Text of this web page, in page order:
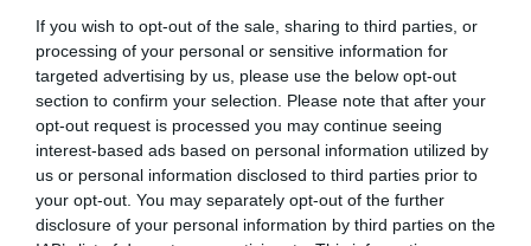
If you wish to opt-out of the sale, sharing to third parties, or
processing of your personal or sensitive information for
targeted advertising by us, please use the below opt-out
section to confirm your selection. Please note that after your
opt-out request is processed you may continue seeing
interest-based ads based on personal information utilized by
us or personal information disclosed to third parties prior to
your opt-out. You may separately opt-out of the further
disclosure of your personal information by third parties on the